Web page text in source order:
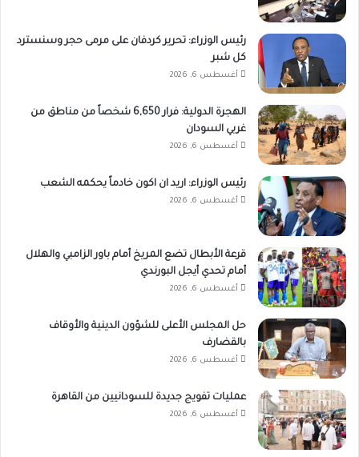
رئيس الوزراء: تحرير كردفان على مرمى حجر وسنسترد
كل شبر
أغسطس 6, 2026
الهجرة الدولية: فرار 6,650 شخصاً من مناطق من
غربي السودان
أغسطس 6, 2026
رئيس الوزراء: اريد ان اكون خادماً يحكمه الشعب
أغسطس 6, 2026
قرعة الأبطال تضع المريخ أمام باور الزامبي والهلال
أمام تحدي أيجل البورندي
أغسطس 6, 2026
حل المجلس الأعلى للشؤون الدينية والأوقاف
بالقضارف
أغسطس 6, 2026
عمليات تفويج جديدة للسودانيين من القاهرة
أغسطس 6, 2026